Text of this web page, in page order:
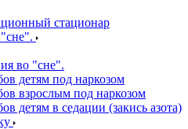
стационар
во "сне".
детям под наркозом
взрослым под наркозом
детям в седации (закись азота)